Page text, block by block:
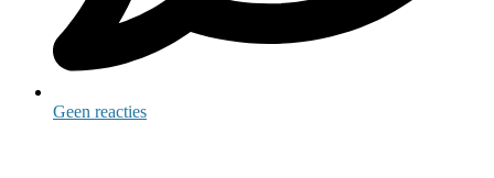
Geen reacties